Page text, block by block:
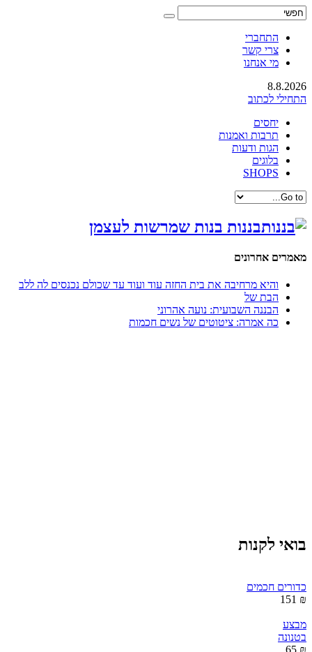
התחברי
צרי קשר
מי אנחנו
8.8.2026
התחילי לכתוב
יחסים
תרבות ואמנות
הגות ודעות
בלוגים
SHOPS
בננות בנות שמרשות לעצמן
מאמרים אחרונים
והיא מרחיבה את בית החזה עוד ועוד עד שכולם נכנסים לה ללב
הבת של
הבננה השבועית: נועה אהרוני
כה אמרה: ציטוטים של נשים חכמות
בואי לקנות
כדורים חכמים
₪ 151
מבצע
בטנונה
₪ 65